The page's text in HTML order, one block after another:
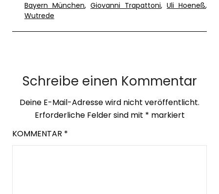
Bayern München, Giovanni Trapattoni, Uli Hoeneß,
Wutrede
Schreibe einen Kommentar
Deine E-Mail-Adresse wird nicht veröffentlicht.
Erforderliche Felder sind mit * markiert
KOMMENTAR *